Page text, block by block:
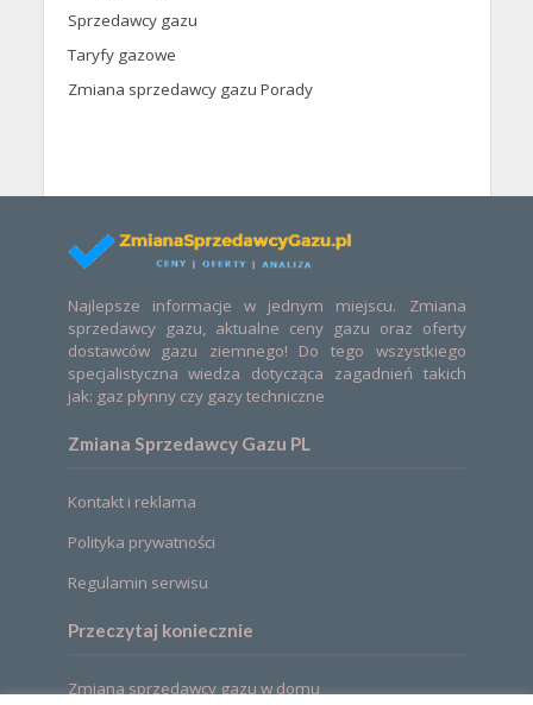
Sprzedawcy gazu
Taryfy gazowe
Zmiana sprzedawcy gazu Porady
Najlepsze informacje w jednym miejscu. Zmiana
sprzedawcy gazu, aktualne ceny gazu oraz oferty
dostawców gazu ziemnego! Do tego wszystkiego
specjalistyczna wiedza dotycząca zagadnień takich
jak: gaz płynny czy gazy techniczne
Zmiana Sprzedawcy Gazu PL
Kontakt i reklama
Polityka prywatności
Regulamin serwisu
Przeczytaj koniecznie
Zmiana sprzedawcy gazu w domu